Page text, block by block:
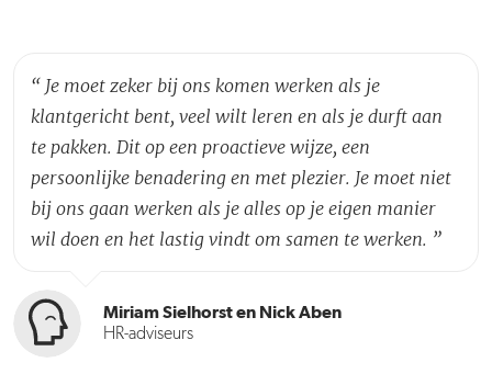
“ Je moet zeker bij ons komen werken als je
klantgericht bent, veel wilt leren en als je durft aan
te pakken. Dit op een proactieve wijze, een
persoonlijke benadering en met plezier. Je moet niet
bij ons gaan werken als je alles op je eigen manier
wil doen en het lastig vindt om samen te werken. ”
Miriam Sielhorst en Nick Aben
HR-adviseurs